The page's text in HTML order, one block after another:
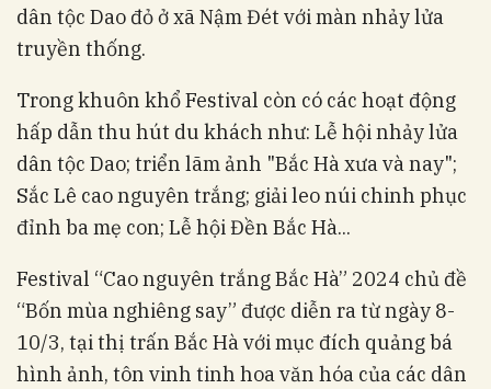
dân tộc Dao đỏ ở xã Nậm Đét với màn nhảy lửa
truyền thống.
Trong khuôn khổ Festival còn có các hoạt động
hấp dẫn thu hút du khách như: Lễ hội nhảy lửa
dân tộc Dao; triển lãm ảnh "Bắc Hà xưa và nay";
Sắc Lê cao nguyên trắng; giải leo núi chinh phục
đỉnh ba mẹ con; Lễ hội Đền Bắc Hà...
Festival “Cao nguyên trắng Bắc Hà” 2024 chủ đề
“Bốn mùa nghiêng say” được diễn ra từ ngày 8-
10/3, tại thị trấn Bắc Hà với mục đích quảng bá
hình ảnh, tôn vinh tinh hoa văn hóa của các dân